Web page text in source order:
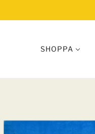
SHOPPA